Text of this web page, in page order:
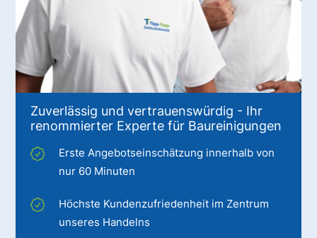
Zuverlässig und vertrauenswürdig - Ihr
renommierter Experte für Baureinigungen
Erste Angebotseinschätzung innerhalb von
nur 60 Minuten
Höchste Kundenzufriedenheit im Zentrum
unseres Handelns